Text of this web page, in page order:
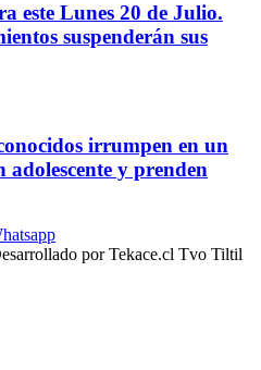
este Lunes 20 de Julio.
suspenderán sus
irrumpen en un
y prenden
por Tekace.cl Tvo Tiltil